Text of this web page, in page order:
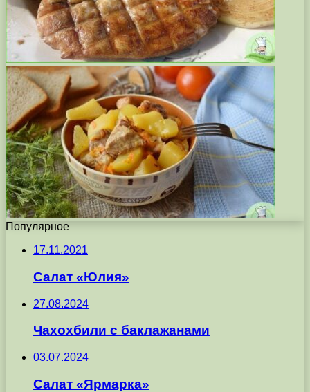
Популярное
17.11.2021
Салат «Юлия»
27.08.2024
Чахохбили с баклажанами
03.07.2024
Салат «Ярмарка»